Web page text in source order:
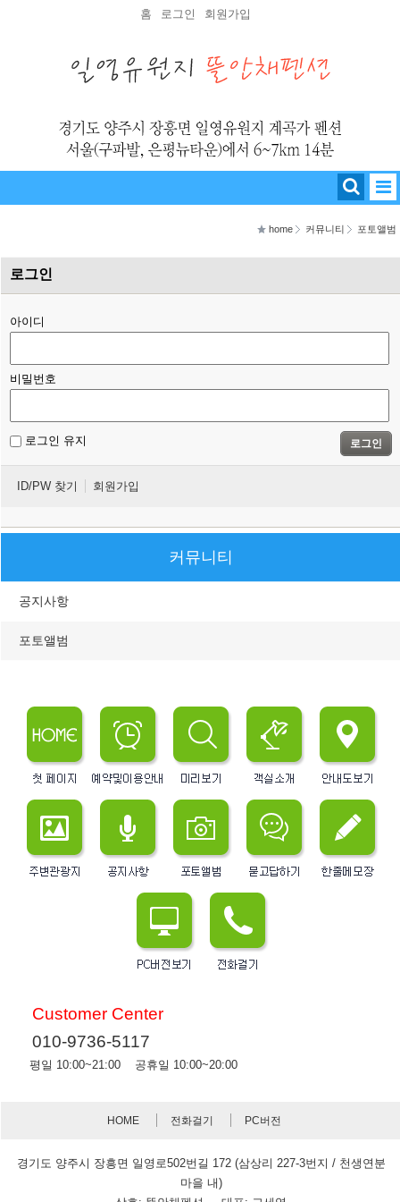
홈 로그인 회원가입
home 커뮤니티 포토앨범
로그인
아이디
비밀번호
로그인 유지 로그인
ID/PW 찾기 회원가입
커뮤니티
공지사항
포토앨범
Customer Center
010-9736-5117
평일 10:00~21:00 공휴일 10:00~20:00
HOME 전화걸기 PC버전
경기도 양주시 장흥면 일영로502번길 172 (삼상리 227-3번지 / 천생연분
마을 내)